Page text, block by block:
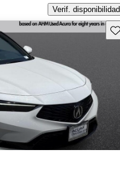
Verif. disponibilidad